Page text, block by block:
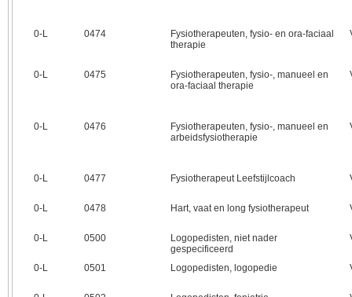
0‑L 0474
Fysiotherapeuten, fysio- en ora-faciaal
therapie
0‑L 0475
Fysiotherapeuten, fysio-, manueel en
ora-faciaal therapie
0‑L 0476
Fysiotherapeuten, fysio-, manueel en
arbeidsfysiotherapie
0‑L 0477 Fysiotherapeut Leefstijlcoach
0‑L 0478 Hart, vaat en long fysiotherapeut
0‑L 0500
Logopedisten, niet nader
gespecificeerd
0‑L 0501 Logopedisten, logopedie